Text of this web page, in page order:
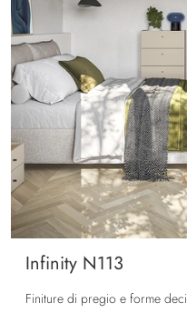
Infinity N113